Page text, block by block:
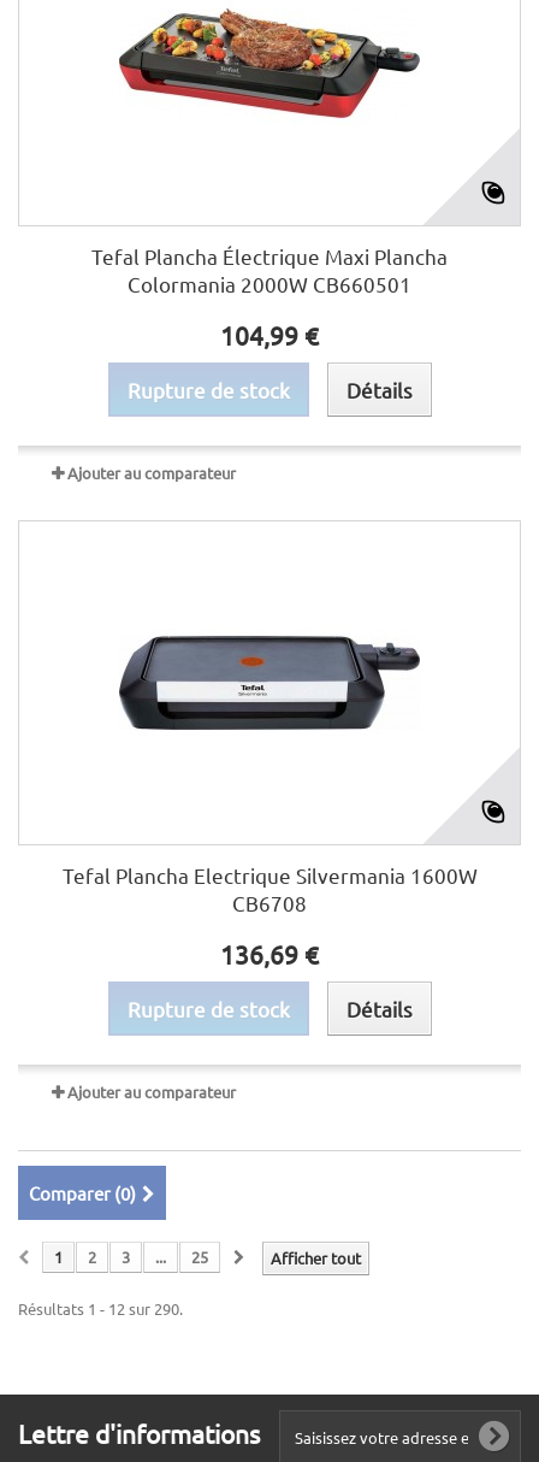
Tefal Plancha Électrique Maxi Plancha
Colormania 2000W CB660501
104,99 €
Rupture de stock Détails
Ajouter au comparateur
Tefal Plancha Electrique Silvermania 1600W
CB6708
136,69 €
Rupture de stock Détails
Ajouter au comparateur
Comparer (0)
Afficher tout
1 2 3 ... 25
Résultats 1 - 12 sur 290.
Lettre d'informations